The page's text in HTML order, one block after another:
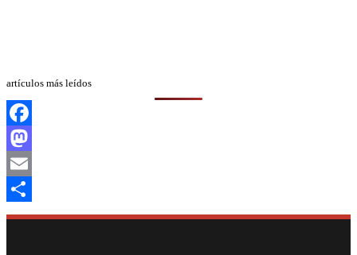
artículos más leídos
Facebook
Mastodon
Email
Compartir